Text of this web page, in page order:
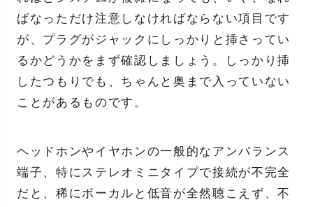
ばなっただけ注意しなければならない項目です
が、プラグがジャックにしっかりと挿さってい
るかどうかをまず確認しましょう。しっかり挿
したつもりでも、ちゃんと奥まで入っていない
ことがあるものです。
ヘッドホンやイヤホンの一般的なアンバランス
端子、特にステレオミニタイプで接続が不完全
だと、稀にボーカルと低音が全然聴こえず、不